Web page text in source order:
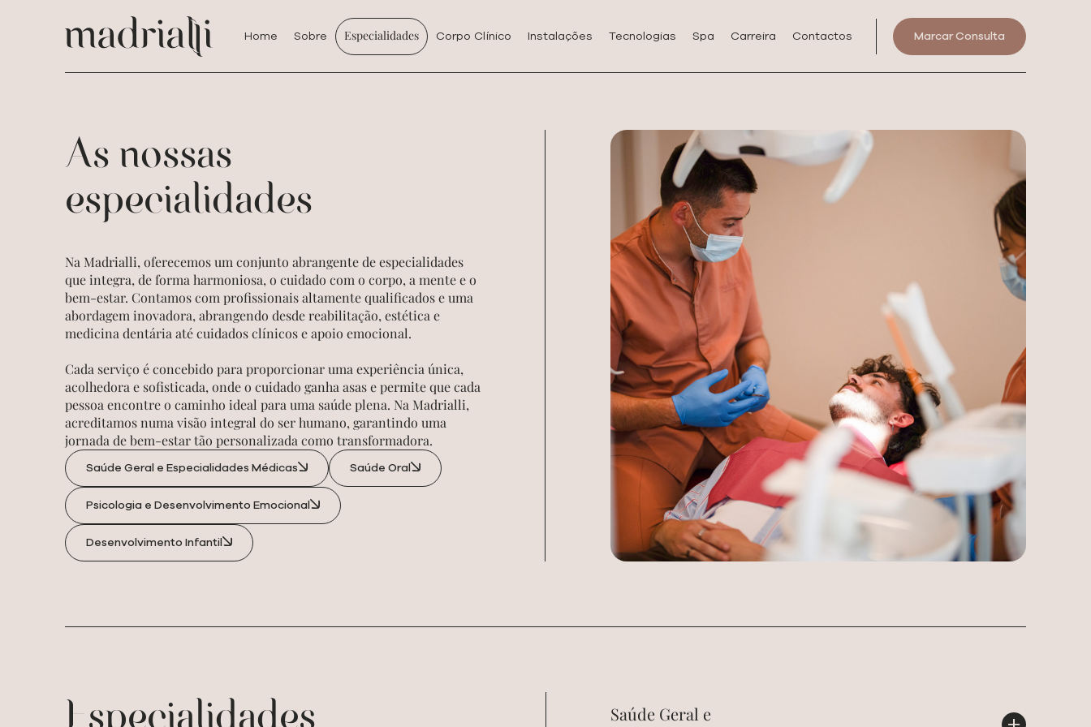
Home Sobre Especialidades Corpo Clínico Instalações Tecnologias Spa Carreira Contactos Marcar Consulta
As nossas
especialidades
Na Madrialli, oferecemos um conjunto abrangente de especialidades
que integra, de forma harmoniosa, o cuidado com o corpo, a mente e o
bem-estar. Contamos com profissionais altamente qualificados e uma
abordagem inovadora, abrangendo desde reabilitação, estética e
medicina dentária até cuidados clínicos e apoio emocional.
Cada serviço é concebido para proporcionar uma experiência única,
acolhedora e sofisticada, onde o cuidado ganha asas e permite que cada
pessoa encontre o caminho ideal para uma saúde plena. Na Madrialli,
acreditamos numa visão integral do ser humano, garantindo uma
jornada de bem-estar tão personalizada como transformadora.
Saúde Geral e Especialidades Médicas Saúde Oral
Psicologia e Desenvolvimento Emocional
Desenvolvimento Infantil
Especialidades
Saúde Geral e